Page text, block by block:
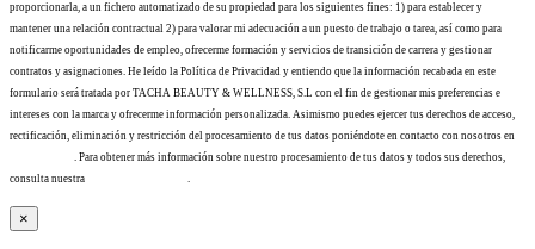
proporcionarla, a un fichero automatizado de su propiedad para los siguientes fines: 1) para establecer y
mantener una relación contractual 2) para valorar mi adecuación a un puesto de trabajo o tarea, así como para
notificarme oportunidades de empleo, ofrecerme formación y servicios de transición de carrera y gestionar
contratos y asignaciones. He leído la Política de Privacidad y entiendo que la información recabada en este
formulario será tratada por TACHA BEAUTY & WELLNESS, S.L con el fin de gestionar mis preferencias e
intereses con la marca y ofrecerme información personalizada. Asimismo puedes ejercer tus derechos de acceso,
rectificación, eliminación y restricción del procesamiento de tus datos poniéndote en contacto con nosotros en
. Para obtener más información sobre nuestro procesamiento de tus datos y todos sus derechos,
consulta nuestra
.
×